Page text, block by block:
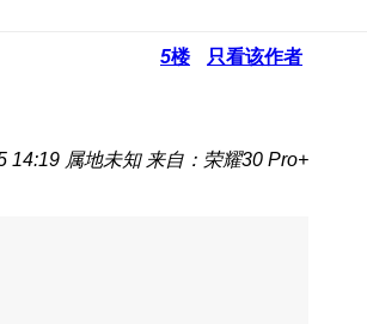
5楼 只看该作者
14:19 属地未知 来自：荣耀30 Pro+